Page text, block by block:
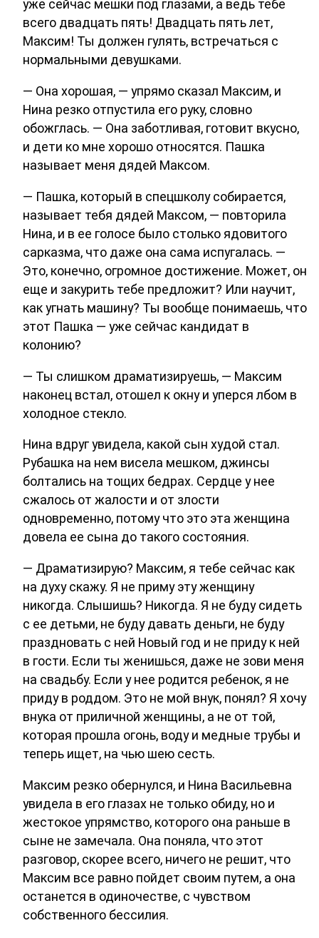
уже сейчас мешки под глазами, а ведь тебе
всего двадцать пять! Двадцать пять лет,
Максим! Ты должен гулять, встречаться с
нормальными девушками.
— Она хорошая, — упрямо сказал Максим, и
Нина резко отпустила его руку, словно
обожглась. — Она заботливая, готовит вкусно,
и дети ко мне хорошо относятся. Пашка
называет меня дядей Максом.
— Пашка, который в спецшколу собирается,
называет тебя дядей Максом, — повторила
Нина, и в ее голосе было столько ядовитого
сарказма, что даже она сама испугалась. —
Это, конечно, огромное достижение. Может, он
еще и закурить тебе предложит? Или научит,
как угнать машину? Ты вообще понимаешь, что
этот Пашка — уже сейчас кандидат в
колонию?
— Ты слишком драматизируешь, — Максим
наконец встал, отошел к окну и уперся лбом в
холодное стекло.
Нина вдруг увидела, какой сын худой стал.
Рубашка на нем висела мешком, джинсы
болтались на тощих бедрах. Сердце у нее
сжалось от жалости и от злости
одновременно, потому что это эта женщина
довела ее сына до такого состояния.
— Драматизирую? Максим, я тебе сейчас как
на духу скажу. Я не приму эту женщину
никогда. Слышишь? Никогда. Я не буду сидеть
с ее детьми, не буду давать деньги, не буду
праздновать с ней Новый год и не приду к ней
в гости. Если ты женишься, даже не зови меня
на свадьбу. Если у нее родится ребенок, я не
приду в роддом. Это не мой внук, понял? Я хочу
внука от приличной женщины, а не от той,
которая прошла огонь, воду и медные трубы и
теперь ищет, на чью шею сесть.
Максим резко обернулся, и Нина Васильевна
увидела в его глазах не только обиду, но и
жестокое упрямство, которого она раньше в
сыне не замечала. Она поняла, что этот
разговор, скорее всего, ничего не решит, что
Максим все равно пойдет своим путем, а она
останется в одиночестве, с чувством
собственного бессилия.